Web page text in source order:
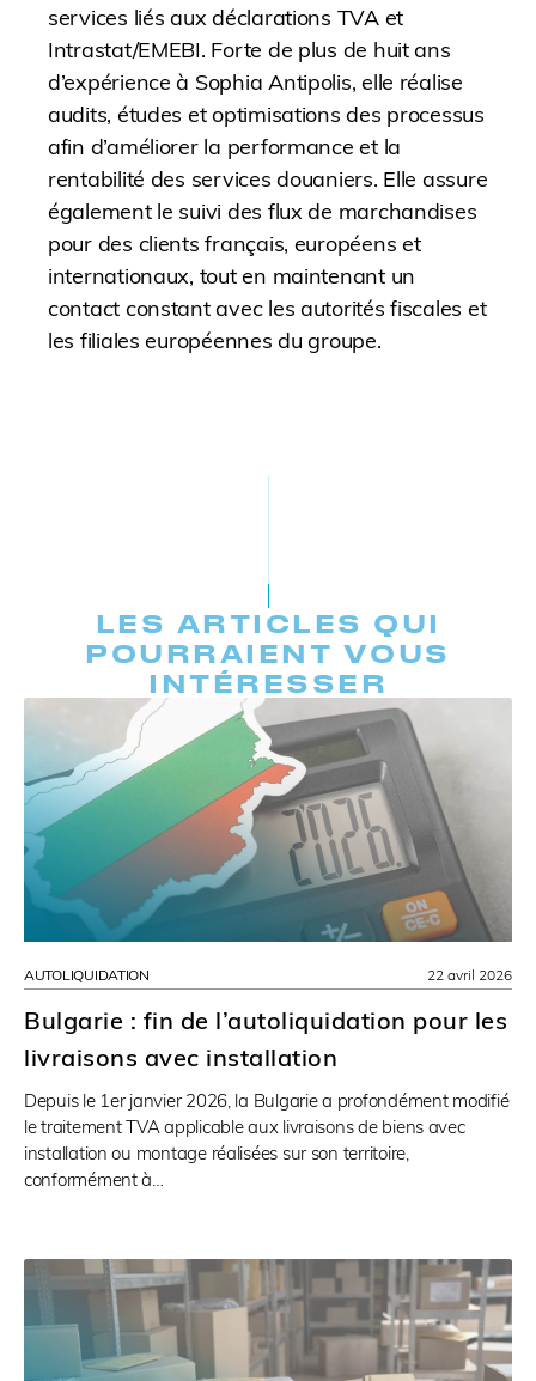
services liés aux déclarations TVA et
Intrastat/EMEBI. Forte de plus de huit ans
d’expérience à Sophia Antipolis, elle réalise
audits, études et optimisations des processus
afin d’améliorer la performance et la
rentabilité des services douaniers. Elle assure
également le suivi des flux de marchandises
pour des clients français, européens et
internationaux, tout en maintenant un
contact constant avec les autorités fiscales et
les filiales européennes du groupe.
LES ARTICLES QUI
POURRAIENT VOUS
INTÉRESSER
AUTOLIQUIDATION
Bulgarie : fin de l’autoliquidation pour les
livraisons avec installation
Depuis le 1er janvier 2026, la Bulgarie a profondément modifié
le traitement TVA applicable aux livraisons de biens avec
installation ou montage réalisées sur son territoire,
conformément à…
22 avril 2026